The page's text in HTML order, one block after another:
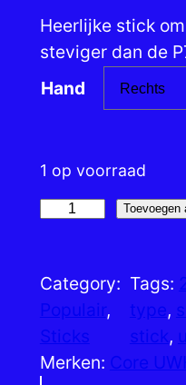
Heerlijke stick
steviger dan de
Hand
1 op voorraad
e
U
W
H
Toevoegen
Category:
Populair
Sticks
Tags:
type,
stick,
Merken: Core